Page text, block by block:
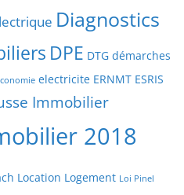
Diagnostics
DPE DTG démarches
electricite ERNMT ESRIS
Immobilier
2018
Location Logement Loi Pinel